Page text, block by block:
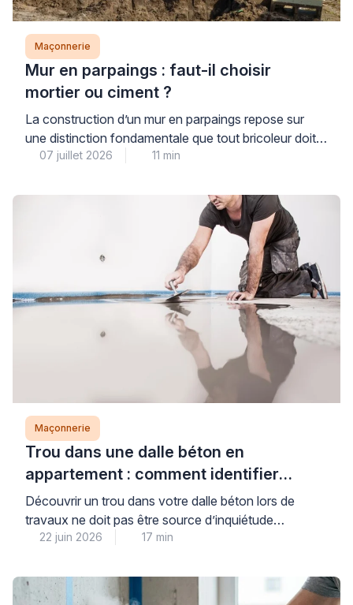
Maçonnerie
Mur en parpaings : faut-il choisir
mortier ou ciment ?
La construction d’un mur en parpaings repose sur
une distinction fondamentale que tout bricoleur doit
maîtriser : on utilise du mortier, et non du ciment seul.
votre ouvrage et compromettre sa résistance aux
intempéries. Comprendre cette différence vous
permettra de dialoguer en toute confiance avec les
professionnels du bâtiment […]
07 juillet 2026 11 min
Maçonnerie
Trou dans une dalle béton en
appartement : comment identifier
l’origine et réparer sans risque
Découvrir un trou dans votre dalle béton lors de
travaux ne doit pas être source d’inquiétude
immédiate : dans la majorité des cas, il s’agit d’une
coulage parfaitement réparable. La première étape
consiste à identifier avec méthode la nature de votre
22 juin 2026 17 min